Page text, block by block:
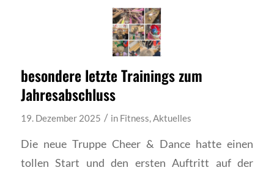
besondere letzte Trainings zum
Jahresabschluss
19. Dezember 2025 / in Fitness,Aktuelles
Die neue Truppe Cheer & Dance hatte einen
tollen Start und den ersten Auftritt auf der